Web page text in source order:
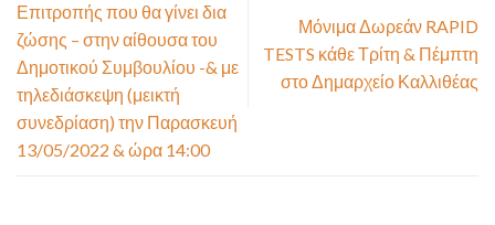
Επιτροπής που θα γίνει δια
ζώσης – στην αίθουσα του
Δημοτικού Συμβουλίου -& με
τηλεδιάσκεψη (μεικτή
συνεδρίαση) την Παρασκευή
13/05/2022 & ώρα 14:00
Μόνιμα Δωρεάν RAPID
TESTS κάθε Τρίτη & Πέμπτη
στο Δημαρχείο Καλλιθέας